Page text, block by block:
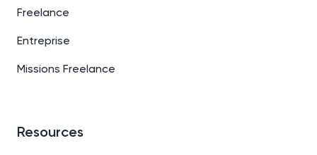
Freelance
Entreprise
Missions Freelance
Resources